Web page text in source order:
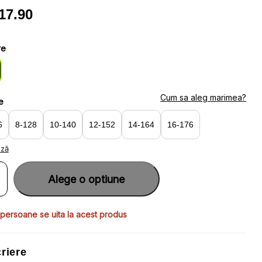
8-128 10-140 12-152 14-164 16-176
Cum sa aleg marimea?
Alege o optiune
se uita la acest produs